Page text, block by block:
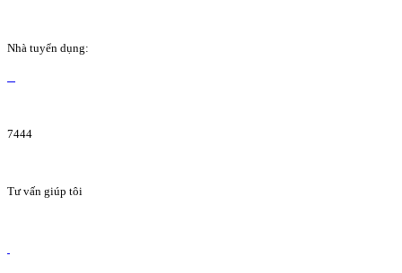
Nhà tuyển dụng:
7444
Tư vấn giúp tôi